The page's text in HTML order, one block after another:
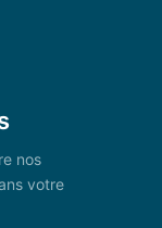
nos
votre